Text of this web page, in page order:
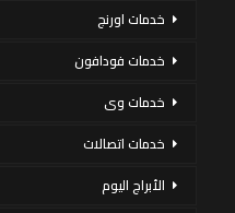
خدمات اورنج
خدمات فودافون
خدمات وى
خدمات اتصالات
الأبراج اليوم